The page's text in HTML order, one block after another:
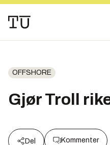
OFFSHORE
Gjør Troll
Del Kommenter